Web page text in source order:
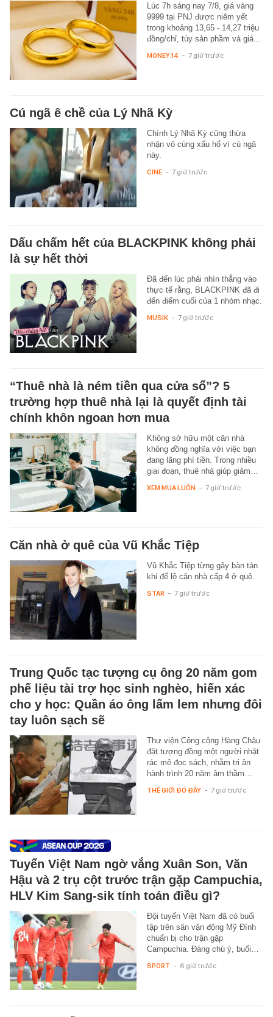
Lúc 7h sáng nay 7/8, giá vàng
9999 tại PNJ được niêm yết
trong khoảng 13,65 - 14,27 triệu
đồng/chỉ, tùy sản phầm và giá…
MONEY.14 - 7 giờ trước
Cú ngã ê chề của Lý Nhã Kỳ
Chính Lý Nhã Kỳ cũng thừa
nhận vô cùng xấu hổ vì cú ngã
này.
CINE - 7 giờ trước
Dấu chấm hết của BLACKPINK không phải
là sự hết thời
Đã đến lúc phải nhìn thẳng vào
thực tế rằng, BLACKPINK đã đi
đến điểm cuối của 1 nhóm nhạc.
MUSIK - 7 giờ trước
“Thuê nhà là ném tiền qua cửa sổ”? 5
trường hợp thuê nhà lại là quyết định tài
chính khôn ngoan hơn mua
Không sở hữu một căn nhà
không đồng nghĩa với việc bạn
đang lãng phí tiền. Trong nhiều
giai đoạn, thuê nhà giúp giảm…
XEM MUA LUÔN - 7 giờ trước
Căn nhà ở quê của Vũ Khắc Tiệp
Vũ Khắc Tiệp từng gây bàn tán
khi để lộ căn nhà cấp 4 ở quê.
STAR - 7 giờ trước
Trung Quốc tạc tượng cụ ông 20 năm gom
phế liệu tài trợ học sinh nghèo, hiến xác
cho y học: Quần áo ông lấm lem nhưng đôi
tay luôn sạch sẽ
Thư viện Công cộng Hàng Châu
đặt tượng đồng một người nhặt
rác mê đọc sách, nhằm tri ân
hành trình 20 năm âm thầm…
THẾ GIỚI ĐÓ ĐÂY - 7 giờ trước
Tuyển Việt Nam ngờ vắng Xuân Son, Văn
Hậu và 2 trụ cột trước trận gặp Campuchia,
HLV Kim Sang-sik tính toán điều gì?
Đội tuyển Việt Nam đã có buổi
tập trên sân vận động Mỹ Đình
chuẩn bị cho trận gặp
Campuchia. Đáng chú ý, buổi…
SPORT - 6 giờ trước